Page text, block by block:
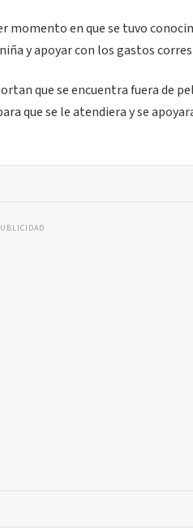
momento en que se tuvo
y apoyar con los gastos
que se encuentra fuera de
que se le atendiera y se